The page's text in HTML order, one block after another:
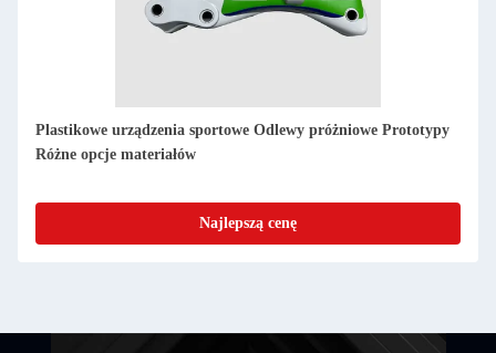
Optymalizacja wydajności PMMA Usługa obróbki CNC z
tworzyw sztucznych dla prototypów urządzeń sportowych
Najlepszą cenę